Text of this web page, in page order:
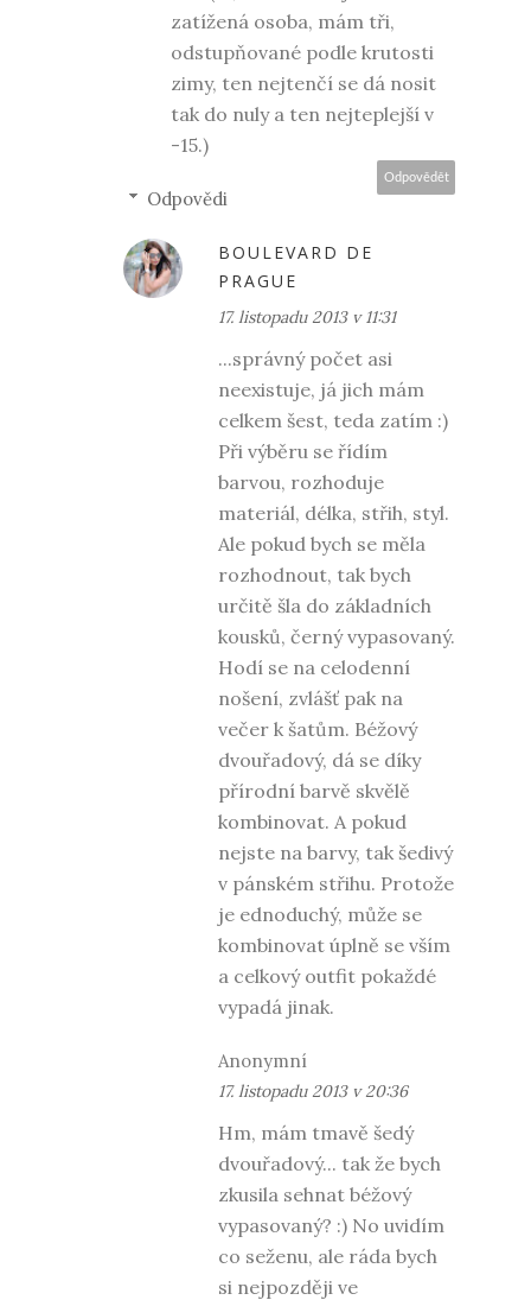
zatížená osoba, mám tři,
odstupňované podle krutosti
zimy, ten nejtenčí se dá nosit
tak do nuly a ten nejteplejší v
-15.)
Odpovědět
Odpovědi
BOULEVARD DE
PRAGUE
17. listopadu 2013 v 11:31
...správný počet asi
neexistuje, já jich mám
celkem šest, teda zatím :)
Při výběru se řídím
barvou, rozhoduje
materiál, délka, střih, styl.
Ale pokud bych se měla
rozhodnout, tak bych
určitě šla do základních
kousků, černý vypasovaný.
Hodí se na celodenní
nošení, zvlášť pak na
večer k šatům. Béžový
dvouřadový, dá se díky
přírodní barvě skvělě
kombinovat. A pokud
nejste na barvy, tak šedivý
v pánském střihu. Protože
je ednoduchý, může se
kombinovat úplně se vším
a celkový outfit pokaždé
vypadá jinak.
Anonymní
17. listopadu 2013 v 20:36
Hm, mám tmavě šedý
dvouřadový... tak že bych
zkusila sehnat béžový
vypasovaný? :) No uvidím
co seženu, ale ráda bych
si nejpozději ve